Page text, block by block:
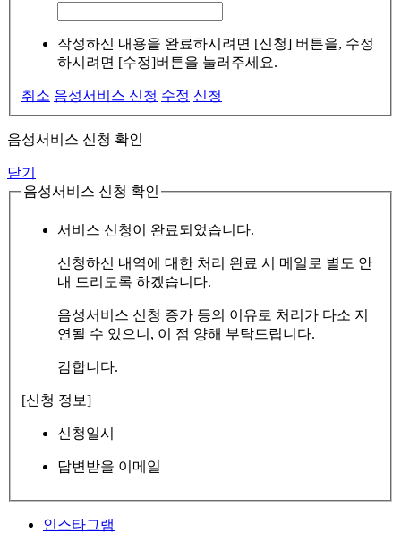
작성하신 내용을 완료하시려면 [신청] 버튼을, 수정
하시려면 [수정]버튼을 눌러주세요.
취소 음성서비스 신청 수정 신청
음성서비스 신청 확인
닫기
음성서비스 신청 확인
서비스 신청이 완료되었습니다.
신청하신 내역에 대한 처리 완료 시 메일로 별도 안
내 드리도록 하겠습니다.
음성서비스 신청 증가 등의 이유로 처리가 다소 지
연될 수 있으니, 이 점 양해 부탁드립니다.
감합니다.
[신청 정보]
신청일시
답변받을 이메일
인스타그램